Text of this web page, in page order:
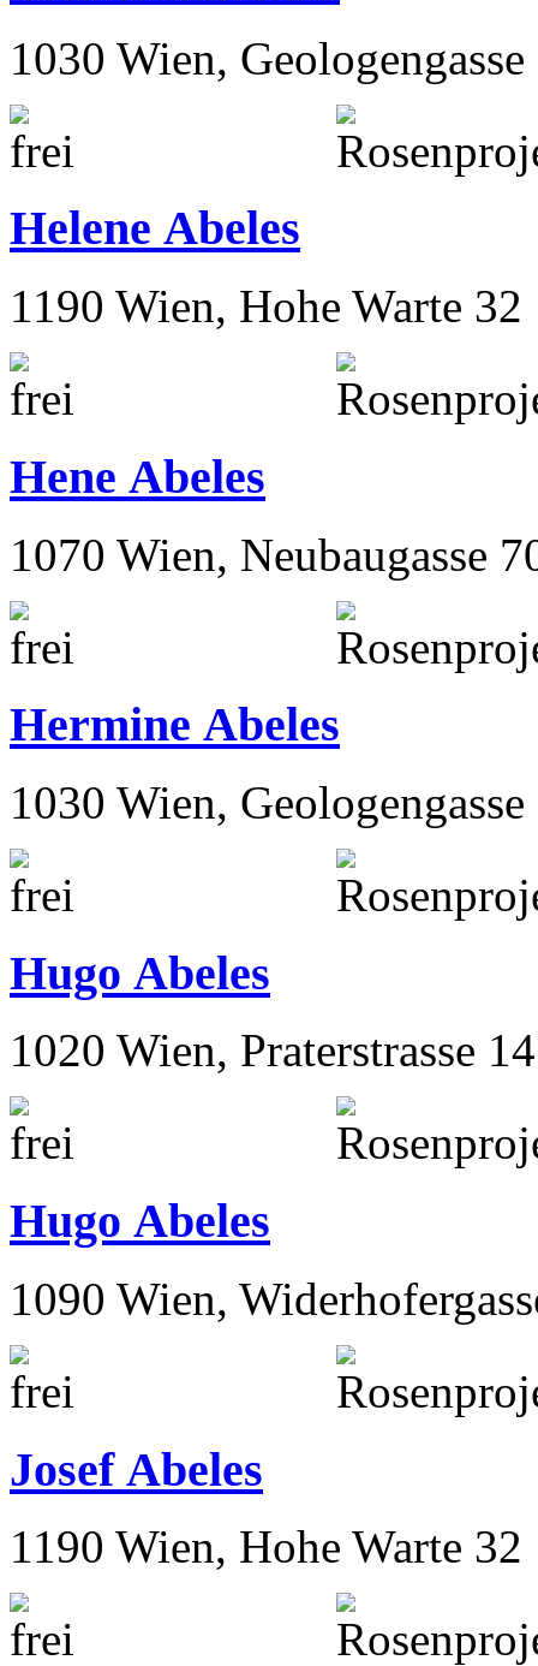
Heinrich Abeles
1030 Wien,
Helene Abeles
1190 Wien, Hohe Warte 32
Hene Abeles
1070 Wien, Neubaugasse
Hermine Abeles
1030 Wien,
Hugo Abeles
1020 Wien, Praterstrasse 14
Hugo Abeles
1090 Wien,
Josef Abeles